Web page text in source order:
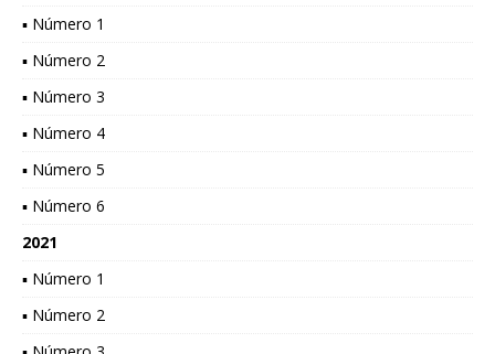
▪ Número 1
▪ Número 2
▪ Número 3
▪ Número 4
▪ Número 5
▪ Número 6
2021
▪ Número 1
▪ Número 2